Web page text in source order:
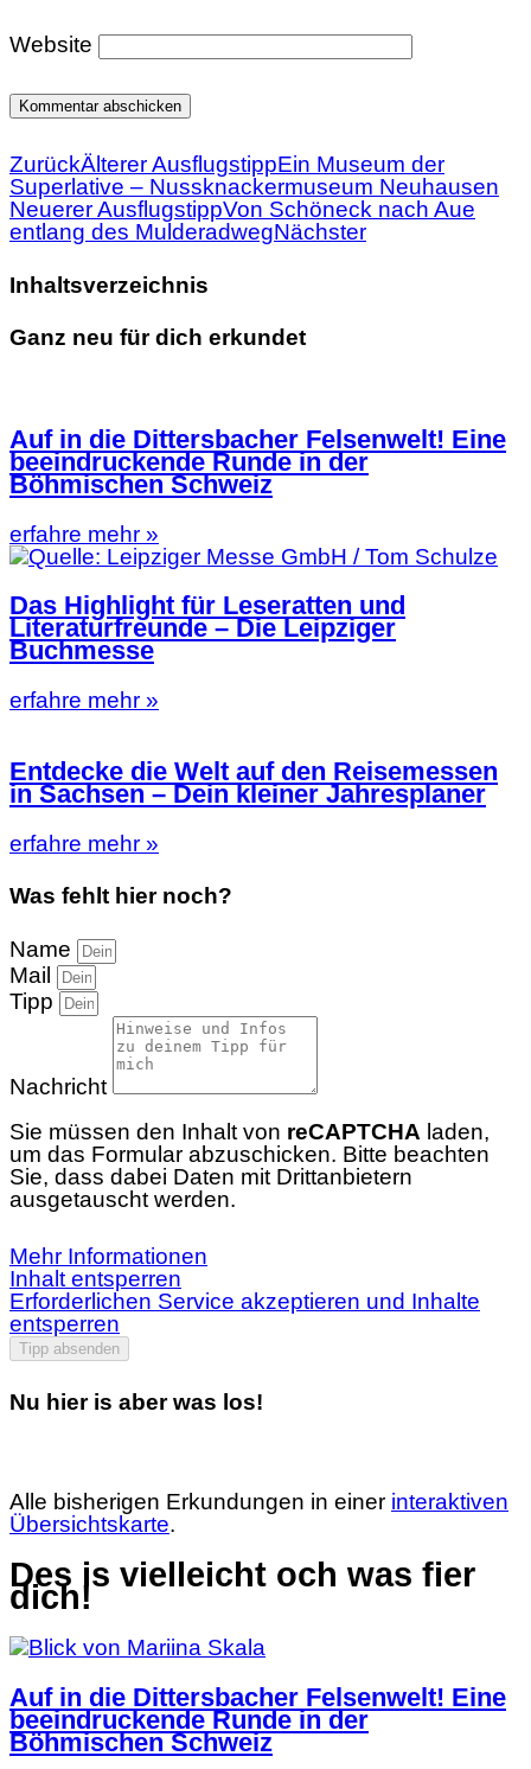
Website
ZurückÄlterer AusflugstippEin Museum der
Superlative – Nussknackermuseum Neuhausen
Neuerer AusflugstippVon Schöneck nach Aue
entlang des MulderadwegNächster
Inhaltsverzeichnis
Ganz neu für dich erkundet
Auf in die Dittersbacher Felsenwelt! Eine
beeindruckende Runde in der
Böhmischen Schweiz
erfahre mehr »
Das Highlight für Leseratten und
Literaturfreunde – Die Leipziger
Buchmesse
erfahre mehr »
Entdecke die Welt auf den Reisemessen
in Sachsen – Dein kleiner Jahresplaner
erfahre mehr »
Was fehlt hier noch?
Name
Mail
Tipp
Nachricht
Sie müssen den Inhalt von reCAPTCHA laden,
um das Formular abzuschicken. Bitte beachten
Sie, dass dabei Daten mit Drittanbietern
ausgetauscht werden.
Mehr Informationen
Inhalt entsperren
Erforderlichen Service akzeptieren und Inhalte
entsperren
Tipp absenden
Nu hier is aber was los!
Alle bisherigen Erkundungen in einer interaktiven
Übersichtskarte.
Des is vielleicht och was fier
dich!
Auf in die Dittersbacher Felsenwelt! Eine
beeindruckende Runde in der
Böhmischen Schweiz